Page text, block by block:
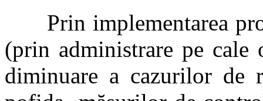
Prin implementarea
(prin administrare pe
diminuare a cazurilor de